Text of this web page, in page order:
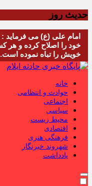
حدیث روز
خویش را تباه نموده است.
خانه
حوادث و انتظامی
اجتماعی
سیاسی
محیط زیست
اقتصادی
فرهنگی هنری
شهروند خبرنگار
یادداشت